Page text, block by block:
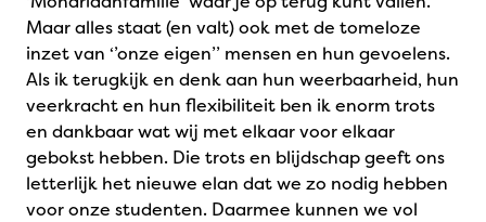
Maar alles staat (en valt) ook met de tomeloze
inzet van ‘’onze eigen’’ mensen en hun gevoelens.
Als ik terugkijk en denk aan hun weerbaarheid, hun
veerkracht en hun flexibiliteit ben ik enorm trots
en dankbaar wat wij met elkaar voor elkaar
gebokst hebben. Die trots en blijdschap geeft ons
letterlijk het nieuwe elan dat we zo nodig hebben
voor onze studenten. Daarmee kunnen we vol